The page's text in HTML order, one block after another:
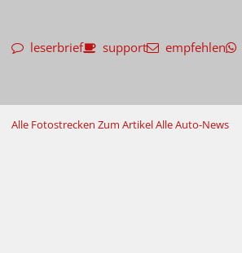
leserbrief support empfehlen
Alle Fotostrecken Zum ArtikelAlle Auto-News